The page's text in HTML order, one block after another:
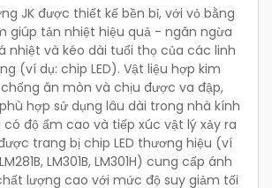
JK được thiết kế bền bỉ, với vỏ bằng
giúp tản nhiệt hiệu quả - ngăn ngừa
nhiệt và kéo dài tuổi thọ của các linh
(ví dụ: chip LED). Vật liệu hợp kim
ăn mòn và chịu được va đập,
hợp sử dụng lâu dài trong nhà kính
độ ẩm cao và tiếp xúc vật lý xảy ra
trang bị chip LED thương hiệu (ví
LM301B, LM301H) cung cấp ánh
lượng cao với mức độ suy giảm tối